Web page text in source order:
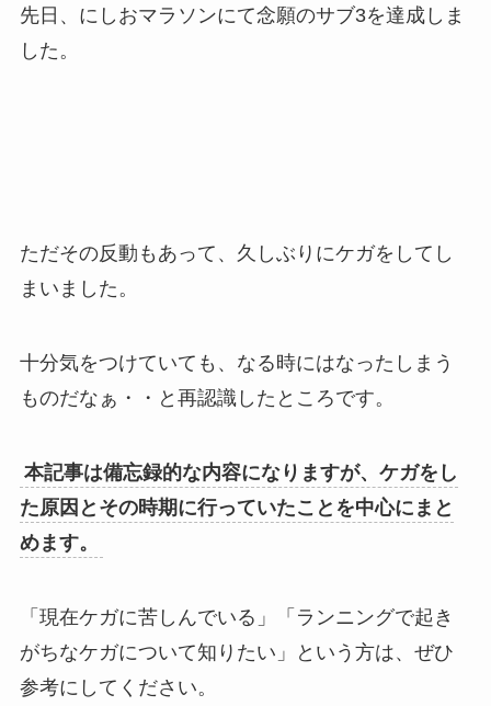
先日、にしおマラソンにて念願のサブ3を達成しま
した。
ただその反動もあって、久しぶりにケガをしてし
まいました。
十分気をつけていても、なる時にはなったしまう
ものだなぁ・・と再認識したところです。
本記事は備忘録的な内容になりますが、ケガをし
た原因とその時期に行っていたことを中心にまと
めます。
「現在ケガに苦しんでいる」「ランニングで起き
がちなケガについて知りたい」という方は、ぜひ
参考にしてください。